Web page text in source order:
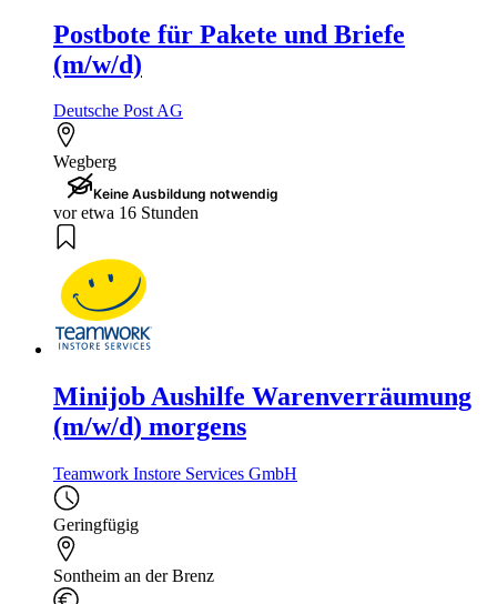
Postbote für Pakete und Briefe
(m/w/d)
Deutsche Post AG
Wegberg
Keine Ausbildung notwendig
vor etwa 16 Stunden
Minijob Aushilfe Warenverräumung
(m/w/d) morgens
Teamwork Instore Services GmbH
Geringfügig
Sontheim an der Brenz